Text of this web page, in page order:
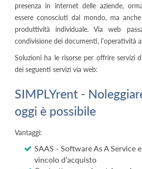
presenza in internet delle aziende,
essere conosciuti dal mondo, ma
produttività individuale. Via web
condivisione dei documenti, l’operatività
Soluzioni ha le risorse per offrire servizi
dei seguenti servizi via web:
SIMPLYrent -
oggi è possibile
Vantaggi:
SAAS - Software As A Service
vincolo d’acquisto